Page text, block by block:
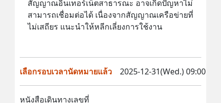
สัญญาณอินเทอร์เน็ตสาธารณะ อาจเกิดปัญหาไม่
สามารถเชื่อมต่อได้ เนื่องจากสัญญาณเครือข่ายที่
ไม่เสถียร แนะนำให้หลีกเลี่ยงการใช้งาน
เลือกรอบเวลานัดหมายแล้ว 2025-12-31(Wed.) 09:00
หนังสือเดินทางเลขที่